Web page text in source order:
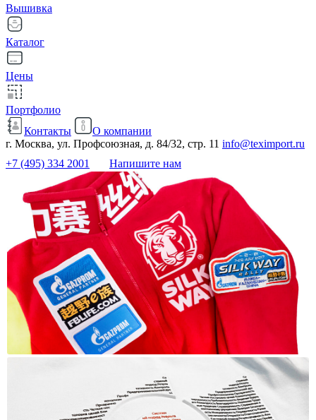
Вышивка
Каталог
Цены
Портфолио
Контакты
О компании
г. Москва, ул. Профсоюзная, д. 84/32, стр. 11 info@teximport.ru
+7 (495) 334 2001
Напишите нам